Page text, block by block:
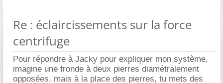
Re : éclaircissements sur la force
centrifuge
Pour répondre à Jacky pour expliquer mon système,
imagine une fronde à deux pierres diamétralement
opposées, mais à la place des pierres, tu mets des